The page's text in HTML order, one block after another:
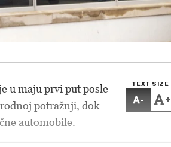
TEXT SIZE
- +
u maju prvi put posle
potražnji, dok
automobile.